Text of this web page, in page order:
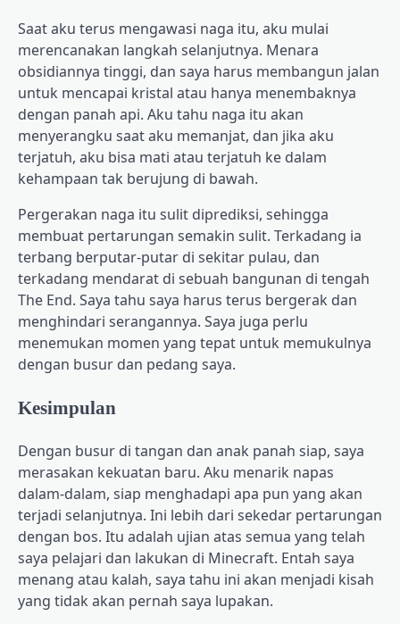
Saat aku terus mengawasi naga itu, aku mulai
merencanakan langkah selanjutnya. Menara
obsidiannya tinggi, dan saya harus membangun jalan
untuk mencapai kristal atau hanya menembaknya
dengan panah api. Aku tahu naga itu akan
menyerangku saat aku memanjat, dan jika aku
terjatuh, aku bisa mati atau terjatuh ke dalam
kehampaan tak berujung di bawah.
Pergerakan naga itu sulit diprediksi, sehingga
membuat pertarungan semakin sulit. Terkadang ia
terbang berputar-putar di sekitar pulau, dan
terkadang mendarat di sebuah bangunan di tengah
The End. Saya tahu saya harus terus bergerak dan
menghindari serangannya. Saya juga perlu
menemukan momen yang tepat untuk memukulnya
dengan busur dan pedang saya.
Kesimpulan
Dengan busur di tangan dan anak panah siap, saya
merasakan kekuatan baru. Aku menarik napas
dalam-dalam, siap menghadapi apa pun yang akan
terjadi selanjutnya. Ini lebih dari sekedar pertarungan
dengan bos. Itu adalah ujian atas semua yang telah
saya pelajari dan lakukan di Minecraft. Entah saya
menang atau kalah, saya tahu ini akan menjadi kisah
yang tidak akan pernah saya lupakan.